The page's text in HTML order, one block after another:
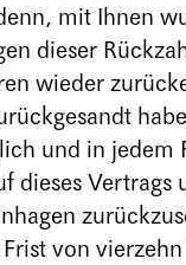
mit Ihnen
dieser
wieder
und in jedem
dieses Vertrags
von